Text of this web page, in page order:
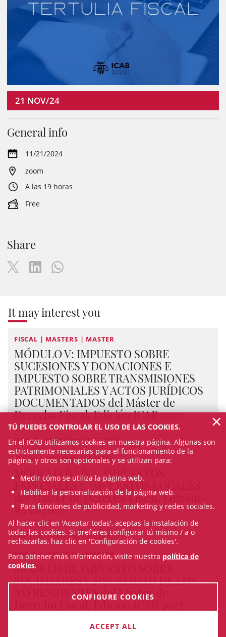
21 NOV/24
General info
11/21/2024
zoom
A las 19 horas
Free
Share
It may interest you
FISCAL | MASTERS | MASTER
MÓDULO V: IMPUESTO SOBRE
SUCESIONES Y DONACIONES E
IMPUESTO SOBRE TRANSMISIONES
PATRIMONIALES Y ACTOS JURÍDICOS
DOCUMENTADOS del Máster de
Derecho Fiscal, Edición ICAB 2027
From 10/27/2027 to 12/15/2027
FISCAL | MASTERS | MASTER
MÓDULO IV: IVA, IMPUESTOS
ESPECIALES E IMPUESTOS LOCALES
del Máster de Derecho Fiscal, Edición
ICAB 2027
From 07/14/2027 to 10/25/2027
FISCAL | MASTERS | MASTER
MÓDULO III: IMPUESTO SOBRE
SOCIEDADES Y FISCALIDAD DE LOS
NO RESIDENTES del Máster de
Derecho Fiscal, Edición ICAB 2027
TÚ PUEDES CONTROLAR EL USO DE LAS COOKIES.
En el ICAB utilizamos cookies en nuestra página. Algunas son
estrictamente necesarias para el funcionamiento de la
página, y otros son opcionales y se utilizan para:
Medir cómo se utiliza la página web.
Habilitar la personalización de la página web.
Para funciones de publicidad, marketing y redes sociales.
Al hacer clic en 'Aceptar todas', aceptas la instalación de
todas las cookies. Si prefieres configurar tú mismo / a o
rechazarlas, haz clic en 'Configuración de cookies'.
Para obtener más información, visite nuestra política de
cookies.
CONFIGURE COOKIES
ACCEPT ALL
×